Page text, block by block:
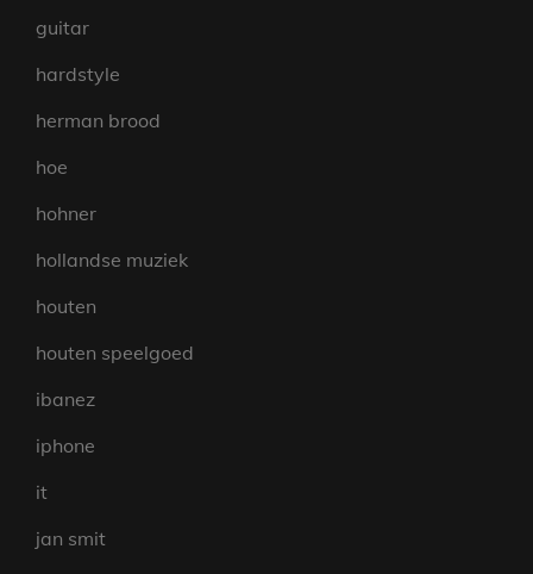
guitar
hardstyle
herman brood
hoe
hohner
hollandse muziek
houten
houten speelgoed
ibanez
iphone
it
jan smit